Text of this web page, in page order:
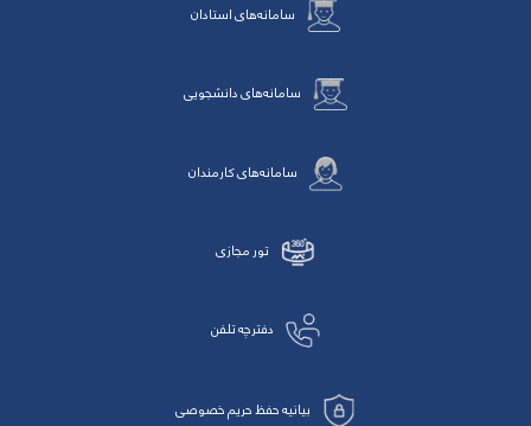
سامانه‌های استادان
سامانه‌های دانشجویی
سامانه‌های کارمندان
تور مجازی
دفترچه تلفن
بیانیه حفظ حریم خصوصی